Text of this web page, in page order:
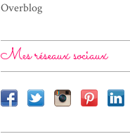
Overblog
Mes réseaux sociaux